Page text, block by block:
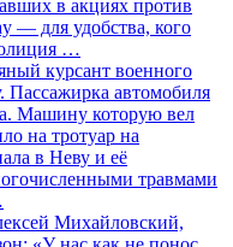
в акциях против
— для удобства, кого
…
курсант военного
Пассажирка автомобиля
Машину которую вел
на тротуар на
в Неву и её
травмами
Михайловский,